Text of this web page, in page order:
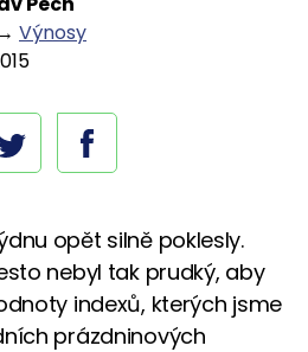
→ Výnosy
opět silně poklesly.
nebyl tak prudký, aby
indexů, kterých jsme
prázdninových